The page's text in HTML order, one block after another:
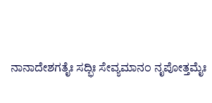
ನಾನಾದೇಶಗತೈಃ ಸದ್ಭಿಃ ಸೇವ್ಯಮಾನಂ ನೃಪೋತ್ತಮೈಃ